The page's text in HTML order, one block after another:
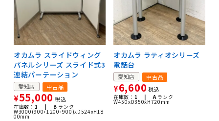
オカムラ スライドウィング
パネルシリーズ スライド式3
連結パーテーション
愛知店 中古品
¥55,000 税込
在庫数： 1 | B ランク
W3000(900+1200+900)xD524xH18
00mm
オカムラ ラティオシリーズ
電話台
愛知店 中古品
¥6,600 税込
在庫数： 1 | A ランク
W450xD350xH720mm